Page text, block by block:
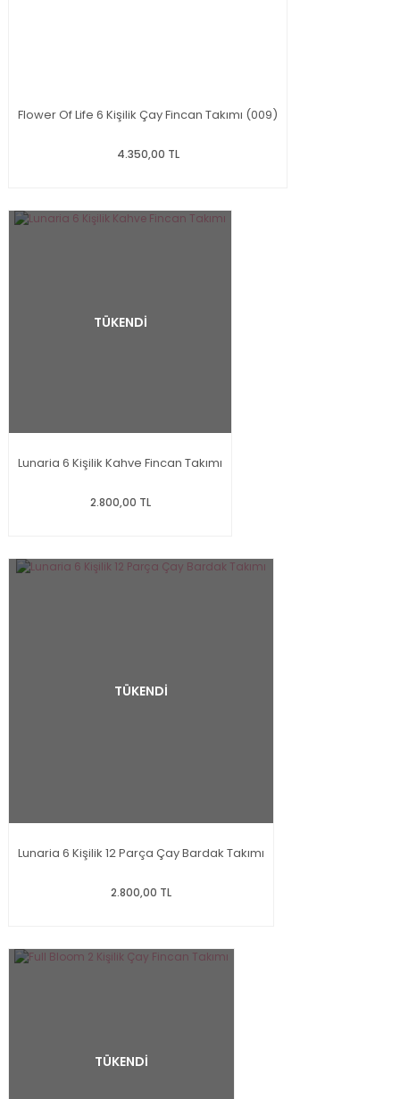
Flower Of Life 6 Kişilik Çay Fincan Takımı (009)
4.350,00 TL
TÜKENDİ
Lunaria 6 Kişilik Kahve Fincan Takımı
2.800,00 TL
TÜKENDİ
Lunaria 6 Kişilik 12 Parça Çay Bardak Takımı
2.800,00 TL
TÜKENDİ